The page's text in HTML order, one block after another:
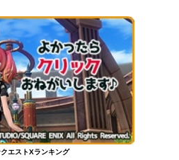
クエストXランキング